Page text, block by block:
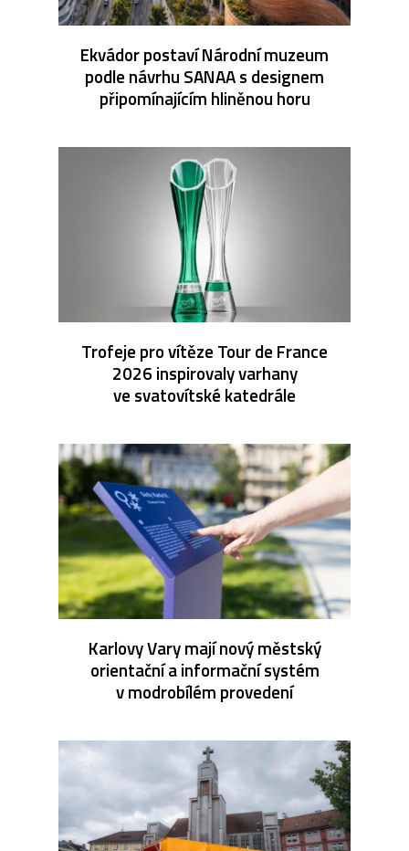
Ekvádor postaví Národní muzeum
podle návrhu SANAA s designem
připomínajícím hliněnou horu
Trofeje pro vítěze Tour de France
2026 inspirovaly varhany
ve svatovítské katedrále
Karlovy Vary mají nový městský
orientační a informační systém
v modrobílém provedení